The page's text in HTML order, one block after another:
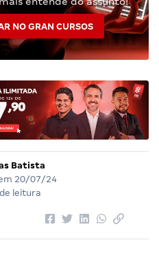
NO GRAN CURSOS
Batista
20/07/24
leitura